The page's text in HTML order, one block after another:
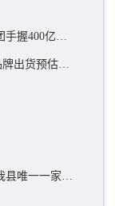
前途未卜？ ...
估衰退5.8%
4A级旅游景区